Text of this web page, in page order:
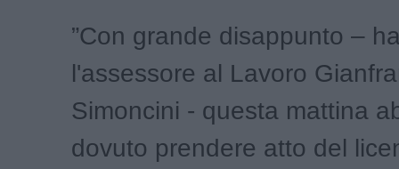
”Con grande disappunto –
l'assessore al Lavoro
Simoncini - questa mattina
dovuto prendere atto del